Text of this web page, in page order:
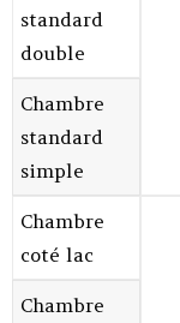
standard
double
Chambre
standard
simple
Chambre
coté lac
Chambre